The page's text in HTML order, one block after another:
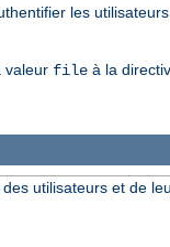
les
valeur file à la
utilisateurs et de